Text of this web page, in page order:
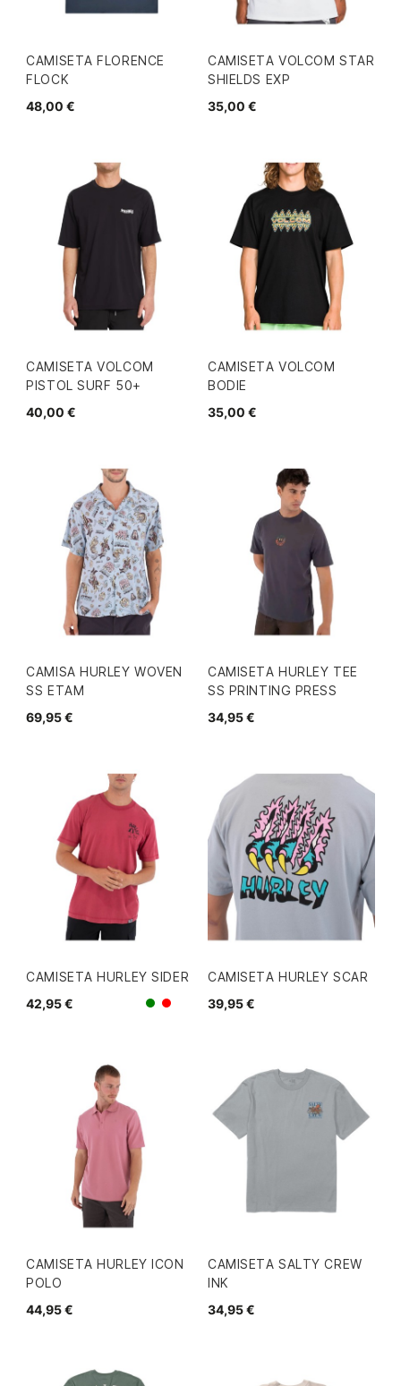
CAMISETA FLORENCE
FLOCK
48,00 €
CAMISETA VOLCOM STAR
SHIELDS EXP
35,00 €
CAMISETA VOLCOM
PISTOL SURF 50+
40,00 €
CAMISETA VOLCOM
BODIE
35,00 €
CAMISA HURLEY WOVEN
SS ETAM
69,95 €
CAMISETA HURLEY TEE
SS PRINTING PRESS
34,95 €
CAMISETA HURLEY SIDER
42,95 €
Verde
Rojo
CAMISETA HURLEY SCAR
39,95 €
CAMISETA HURLEY ICON
POLO
44,95 €
CAMISETA SALTY CREW
INK
34,95 €